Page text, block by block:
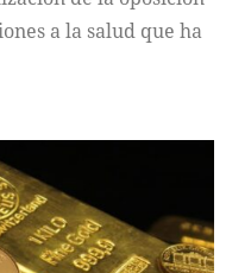
a la salud que ha